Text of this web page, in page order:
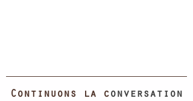
Continuons la conversation